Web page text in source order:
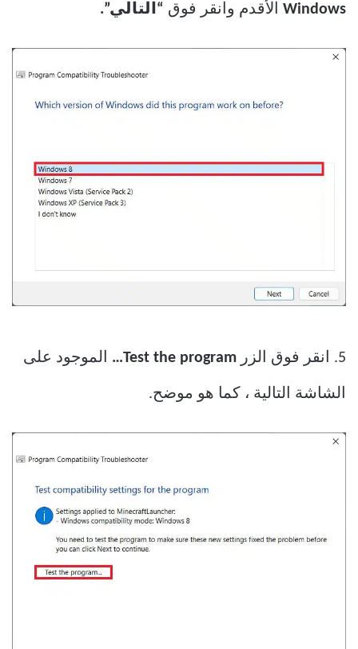
Windows الأقدم وانقر فوق “التالي”.
5. انقر فوق الزر Test the program… الموجود على
الشاشة التالية ، كما هو موضح.